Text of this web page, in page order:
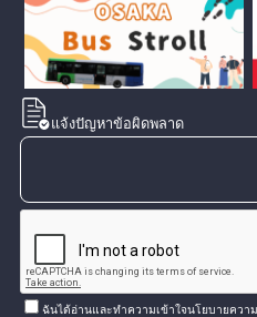
แจ้งปัญหาข้อผิดพลาด
ฉันได้อ่านและทำความเข้าใจนโยบายควา